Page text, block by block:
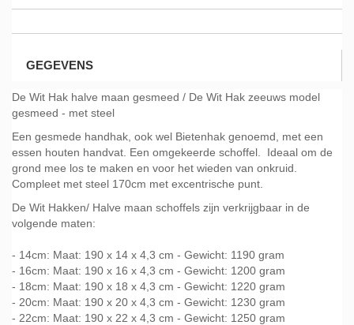
GEGEVENS
De Wit Hak halve maan gesmeed / De Wit Hak zeeuws model
gesmeed - met steel
Een gesmede handhak, ook wel Bietenhak genoemd, met een
essen houten handvat. Een omgekeerde schoffel. Ideaal om de
grond mee los te maken en voor het wieden van onkruid.
Compleet met steel 170cm met excentrische punt.
De Wit Hakken/ Halve maan schoffels zijn verkrijgbaar in de
volgende maten:
- 14cm: Maat: 190 x 14 x 4,3 cm - Gewicht: 1190 gram
- 16cm: Maat: 190 x 16 x 4,3 cm - Gewicht: 1200 gram
- 18cm: Maat: 190 x 18 x 4,3 cm - Gewicht: 1220 gram
- 20cm: Maat: 190 x 20 x 4,3 cm - Gewicht: 1230 gram
- 22cm: Maat: 190 x 22 x 4,3 cm - Gewicht: 1250 gram